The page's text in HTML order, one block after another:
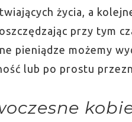
życia, a
przy tym
pieniądze możemy
lub po prostu